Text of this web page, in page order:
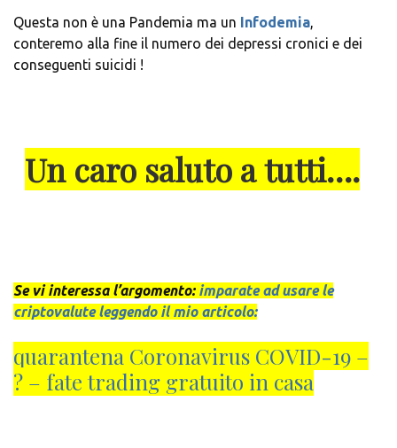
Questa non è una Pandemia ma un Infodemia,
conteremo alla fine il numero dei depressi cronici e dei
conseguenti suicidi !
Un caro saluto a tutti….
Se vi interessa l’argomento: imparate ad usare le
criptovalute leggendo il mio articolo:
quarantena Coronavirus COVID-19 –
? – fate trading gratuito in casa